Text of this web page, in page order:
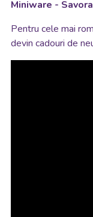
Miniware -
Pentru cele mai
devin cadouri de